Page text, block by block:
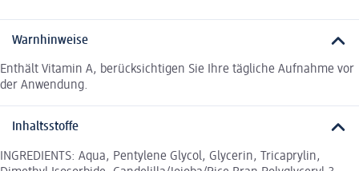
Warnhinweise
Enthält Vitamin A, berücksichtigen Sie Ihre tägliche Aufnahme vor
der Anwendung.
Inhaltsstoffe
INGREDIENTS: Aqua, Pentylene Glycol, Glycerin, Tricaprylin,